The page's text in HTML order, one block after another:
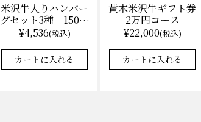
米沢牛入りハンバー
グセット3種 150ｇ
各2 【凍】湯せん
調理 化粧箱入
¥4,536(税込)
カートに入れる
黄木米沢牛ギフト券
2万円コース
¥22,000(税込)
カートに入れる